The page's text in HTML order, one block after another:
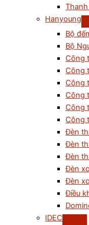
Hanyoung
Bộ
Bộ
Công
Công
Công
Công
Công
Công
Đèn
Đèn
Đèn
Đèn
Đèn
Điều
IDEC